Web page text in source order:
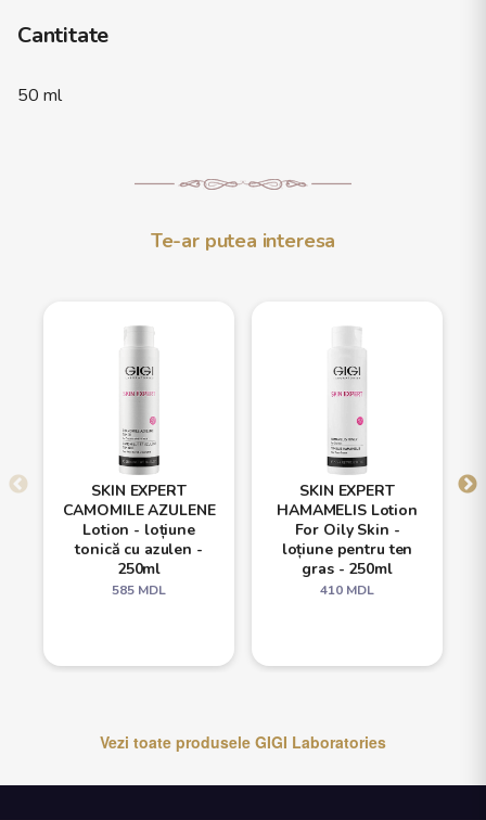
Cantitate
50 ml
Te-ar putea interesa
SKIN EXPERT
CAMOMILE AZULENE
Lotion - loțiune
tonică cu azulen -
250ml
585 MDL
SKIN EXPERT
HAMAMELIS Lotion
For Oily Skin -
loțiune pentru ten
gras - 250ml
410 MDL
Vezi toate produsele GIGI Laboratories